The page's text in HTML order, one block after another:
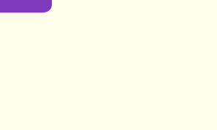
en Remses Rafaela, de